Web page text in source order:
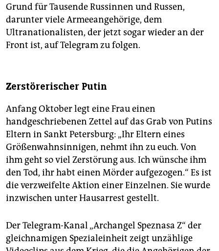
Grund für Tausende Russinnen und Russen,
darunter viele Armeeangehörige, dem
Ultranationalisten, der jetzt sogar wieder an der
Front ist, auf Telegram zu folgen.
Zerstörerischer Putin
Anfang Oktober legt eine Frau einen
handgeschriebenen Zettel auf das Grab von Putins
Eltern in Sankt Petersburg: „Ihr Eltern eines
Größenwahnsinnigen, nehmt ihn zu euch. Von
ihm geht so viel Zerstörung aus. Ich wünsche ihm
den Tod, ihr habt einen Mörder aufgezogen.“ Es ist
die verzweifelte Aktion einer Einzelnen. Sie wurde
inzwischen unter Hausarrest gestellt.
Der Telegram-Kanal „Archangel Speznasa Z“ der
gleichnamigen Spezialeinheit zeigt unzählige